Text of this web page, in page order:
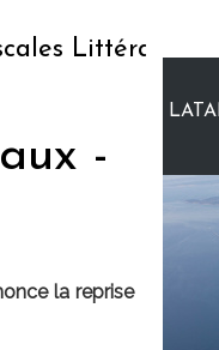
la
-
la reprise